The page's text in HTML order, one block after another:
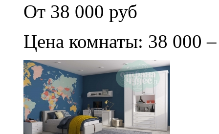
От 38 000 руб
Цена комнаты: 38 000